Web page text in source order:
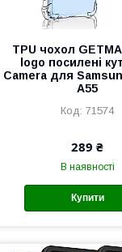
TPU чохол
logo посилені
Camera для
A55
71574
289 ₴
В наявності
Купити